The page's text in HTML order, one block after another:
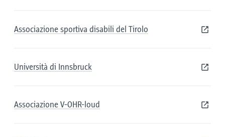
Associazione sportiva disabili del Tirolo
Università di Innsbruck
Associazione V-OHR-loud